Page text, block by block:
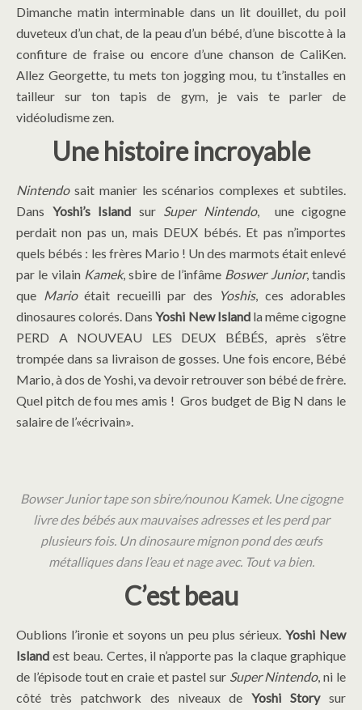
Dimanche matin interminable dans un lit douillet, du poil
duveteux d’un chat, de la peau d’un bébé, d’une biscotte à la
confiture de fraise ou encore d’une chanson de CaliKen.
Allez Georgette, tu mets ton jogging mou, tu t’installes en
tailleur sur ton tapis de gym, je vais te parler de
vidéoludisme zen.
Une histoire incroyable
Nintendosait manier les scénarios complexes et subtiles.
Dans Yoshi’s Island sur Super Nintendo, une cigogne
perdait non pas un, mais DEUX bébés. Et pas n’importes
quels bébés : les frères Mario ! Un des marmots était enlevé
par le vilain Kamek, sbire de l’infâme Boswer Junior, tandis
que Marioétait recueilli par des Yoshis, ces adorables
dinosaures colorés. DansYoshi New Islandla même cigogne
PERD A NOUVEAU LES DEUX BÉBÉS, après s’être
trompée dans sa livraison de gosses. Une fois encore, Bébé
Mario, à dos de Yoshi, va devoir retrouver son bébé de frère.
Quel pitch de fou mes amis ! Gros budget de Big N dans le
salaire de l’«écrivain».
Bowser Junior tape son sbire/nounou Kamek. Une cigogne
livre des bébés aux mauvaises adresses et les perd par
plusieurs fois. Un dinosaure mignon pond des œufs
métalliques dans l’eau et nage avec. Tout va bien.
C’est beau
Oublions l’ironie et soyons un peu plus sérieux. Yoshi New
Island est beau. Certes, il n’apporte pas la claque graphique
de l’épisode tout en craie et pastel sur Super Nintendo, ni le
côté très patchwork des niveaux deYoshi Storysur